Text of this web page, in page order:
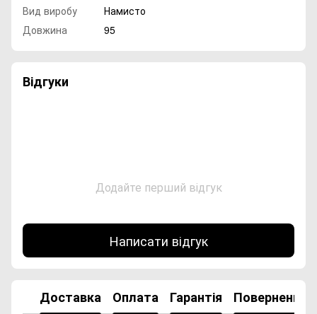
Вид виробу
Намисто
Довжина
95
Відгуки
Додайте перший відгук
Написати відгук
Доставка Оплата Гарантія Повернення